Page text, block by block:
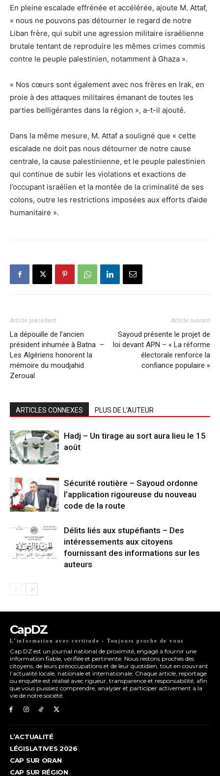
En pleine escalade effrénée et accélérée, ajoute M. Attaf,
« nous ne pouvons pas détourner le regard de notre
Liban frère, qui subit une agression militaire israélienne
brutale tentant de reproduire les mêmes crimes commis
contre le peuple palestinien, notamment à Ghaza ».
« Nos cœurs sont également avec nos frères en Irak, en
proie à des attaques militaires émanant de toutes les
parties belligérantes dans la région », a-t-il ajouté.
Dans la même mesure, M. Attaf a souligné que « cette
escalade ne doit pas nous détourner de notre cause
centrale, la cause palestinienne, et le peuple palestinien
qui continue de subir les violations et exactions de
l’occupant israélien et la montée de la criminalité de ses
colons, outre les restrictions imposées aux efforts d’aide
humanitaire ».
Article précédent
La dépouille de l’ancien
président inhumée à Batna –
Les Algériens honorent la
mémoire du moudjahid
Zeroual
Article suivant
Sayoud présente le projet de
loi devant APN – « La réforme
électorale renforce la
confiance populaire »
ARTICLES CONNEXES PLUS DE L'AUTEUR
Hadj – Un tirage au sort aura lieu le 15
août
Sécurité routière – Sayoud ordonne
l’application rigoureuse du nouveau
code de la route
Délits liés aux stupéfiants – Des
intéressements aux citoyens
fournissant des informations sur les
auteurs
CapDZ
L’information avec certitude - Toujours proche de vous
Cap DZ est un journal national de proximité, engagé à fournir une
information fiable, vérifiée et pertinente. Nous restons proches des
citoyens, de leurs préoccupations et de leur quotidien, tout en couvrant
l’actualité locale, nationale et internationale. Chaque article, reportage
ou enquête est réalisé avec rigueur, transparence et responsabilité, afin
que vous puissiez comprendre, analyser et participer activement à la
vie de notre société.
L’ACTUALITÉ
LÉGISLATIVES 2026
CAP SUR ORAN
CAP SUR RÉGION